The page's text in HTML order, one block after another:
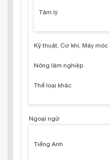
Tâm lý
Kỹ thuật, Cơ khí, Máy móc
Nông lâm nghiệp
Thể loại khác
Ngoại ngữ
Tiếng Anh